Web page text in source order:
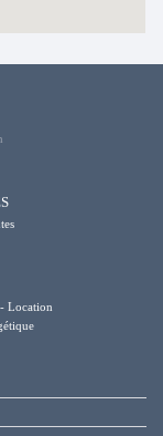
Location